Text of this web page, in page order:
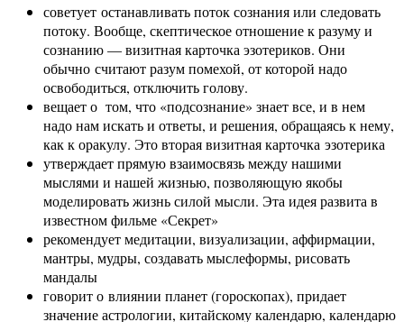
советует останавливать поток сознания или следовать
потоку. Вообще, скептическое отношение к разуму и
сознанию — визитная карточка эзотериков. Они
обычно считают разум помехой, от которой надо
освободиться, отключить голову.
вещает о том, что «подсознание» знает все, и в нем
надо нам искать и ответы, и решения, обращаясь к нему,
как к оракулу. Это вторая визитная карточка эзотерика
утверждает прямую взаимосвязь между нашими
мыслями и нашей жизнью, позволяющую якобы
моделировать жизнь силой мысли. Эта идея развита в
известном фильме «Секрет»
рекомендует медитации, визуализации, аффирмации,
мантры, мудры, создавать мыслеформы, рисовать
мандалы
говорит о влиянии планет (гороскопах), придает
значение астрологии, китайскому календарю, календарю